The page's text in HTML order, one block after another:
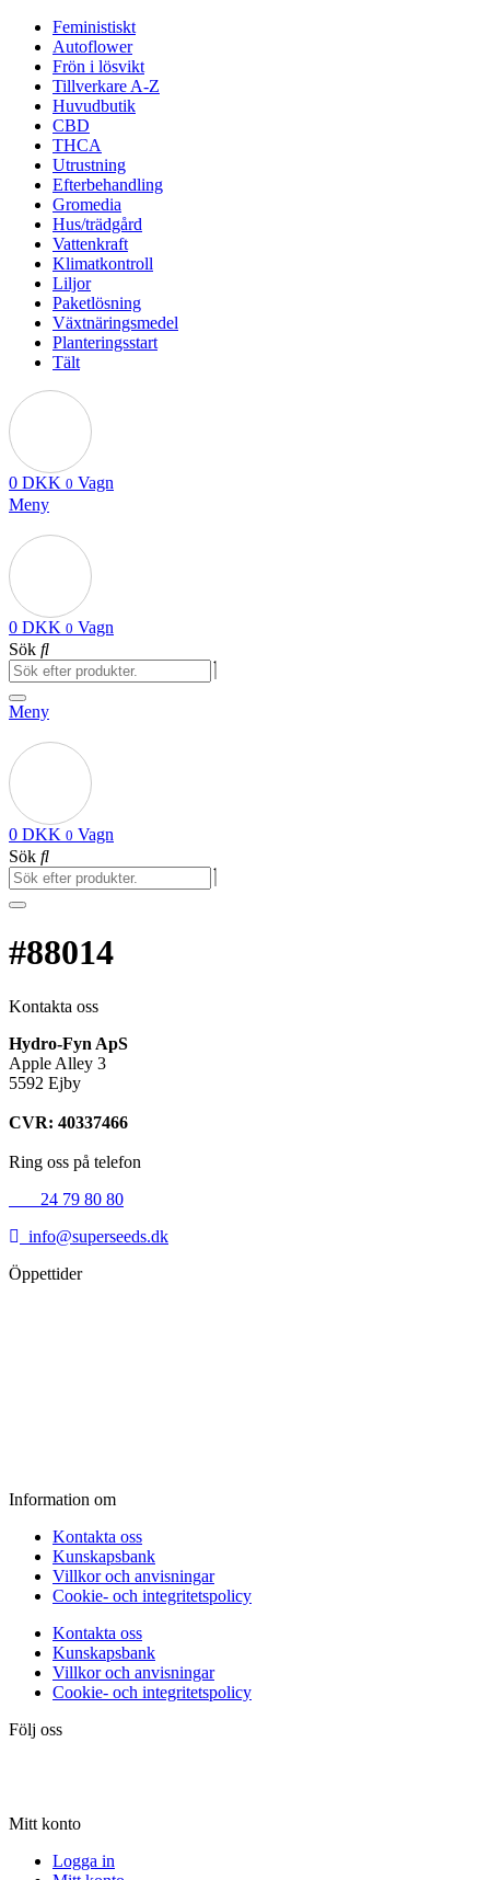
Feministiskt
Autoflower
Frön i lösvikt
Tillverkare A-Z
Huvudbutik
CBD
THCA
Utrustning
Efterbehandling
Gromedia
Hus/trädgård
Vattenkraft
Klimatkontroll
Liljor
Paketlösning
Växtnäringsmedel
Planteringsstart
Tält
0 DKK 0 Vagn
Meny
0 DKK 0 Vagn
Sök
Meny
0 DKK 0 Vagn
Sök
#88014
Kontakta oss
Hydro-Fyn ApS
Apple Alley 3
5592 Ejby
CVR: 40337466
Ring oss på telefon
24 79 80 80
info@superseeds.dk
Öppettider
Information om
Kontakta oss
Kunskapsbank
Villkor och anvisningar
Cookie- och integritetspolicy
Kontakta oss
Kunskapsbank
Villkor och anvisningar
Cookie- och integritetspolicy
Följ oss
Mitt konto
Logga in